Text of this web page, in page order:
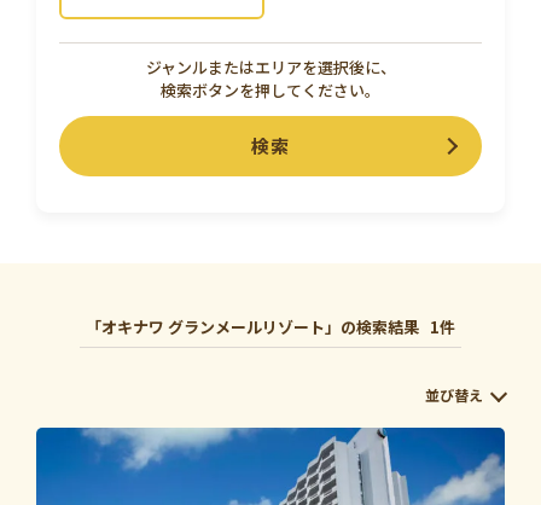
ジャンルまたはエリアを選択後に、
検索ボタンを押してください。
検索
「オキナワ グランメールリゾート」の検索結果 1件